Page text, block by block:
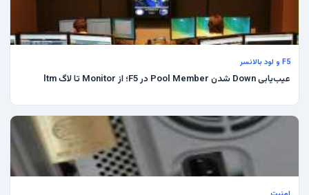
F5 و لود بالانسر
عیب‌یابی Down شدن Pool Member در F5؛ از Monitor تا لاگ ltm